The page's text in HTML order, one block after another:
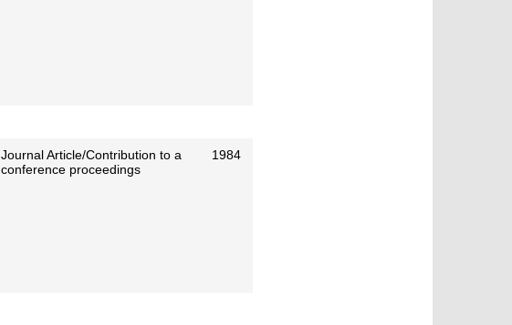
Journal Article/Contribution to a
conference proceedings
1984